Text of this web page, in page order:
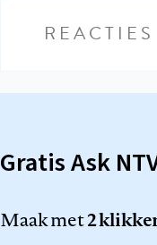
REACTIES
Gratis Ask
Maak met2